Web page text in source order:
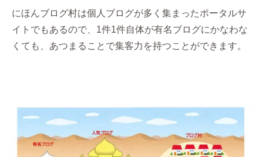
にほんブログ村は個人ブログが多く集まったポータルサ
イトでもあるので、1件1件自体が有名ブログにかなわな
くても、あつまることで集客力を持つことができます。